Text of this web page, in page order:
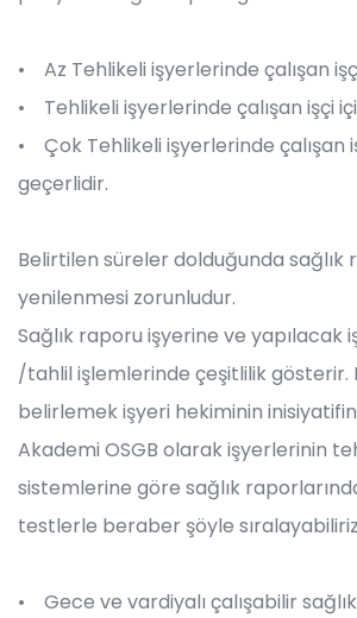
• Az Tehlikeli işyerlerinde çalışan
• Tehlikeli işyerlerinde çalışan işçi
• Çok Tehlikeli işyerlerinde çalışan
geçerlidir.
Belirtilen süreler dolduğunda sağlık
yenilenmesi zorunludur.
Sağlık raporu işyerine ve yapılacak
/tahlil işlemlerinde çeşitlilik gösterir.
belirlemek işyeri hekiminin
Akademi OSGB olarak işyerlerinin
sistemlerine göre sağlık
testlerle beraber şöyle
• Gece ve vardiyalı çalışabilir